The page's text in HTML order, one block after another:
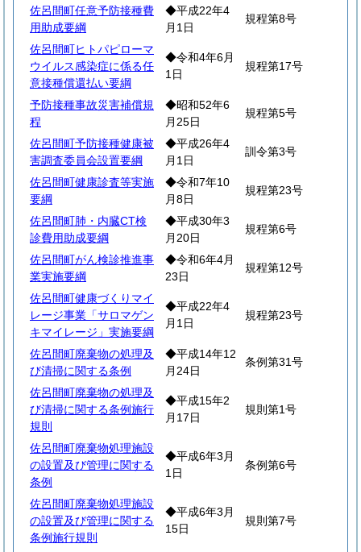
佐呂間町任意予防接種費
用助成要綱
◆平成22年4
月1日
規程第8号
佐呂間町ヒトパピローマ
ウイルス感染症に係る任
意接種償還払い要綱
◆令和4年6月
1日
規程第17号
予防接種事故災害補償規
程
◆昭和52年6
月25日
規程第5号
佐呂間町予防接種健康被
害調査委員会設置要綱
◆平成26年4
月1日
訓令第3号
佐呂間町健康診査等実施
要綱
◆令和7年10
月8日
規程第23号
佐呂間町肺・内臓CT検
診費用助成要綱
◆平成30年3
月20日
規程第6号
佐呂間町がん検診推進事
業実施要綱
◆令和6年4月
23日
規程第12号
佐呂間町健康づくりマイ
レージ事業「サロマゲン
キマイレージ」実施要綱
◆平成22年4
月1日
規程第23号
佐呂間町廃棄物の処理及
び清掃に関する条例
◆平成14年12
月24日
条例第31号
佐呂間町廃棄物の処理及
び清掃に関する条例施行
規則
◆平成15年2
月17日
規則第1号
佐呂間町廃棄物処理施設
の設置及び管理に関する
条例
◆平成6年3月
1日
条例第6号
佐呂間町廃棄物処理施設
の設置及び管理に関する
条例施行規則
◆平成6年3月
15日
規則第7号